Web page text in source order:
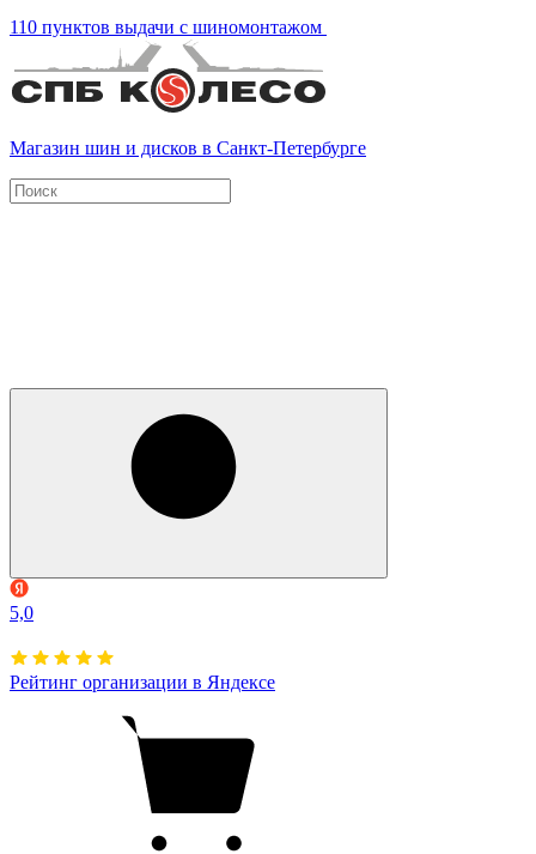
110 пунктов выдачи с шиномонтажом
Магазин шин и дисков в Санкт-Петербурге
5,0
Рейтинг организации в Яндексе